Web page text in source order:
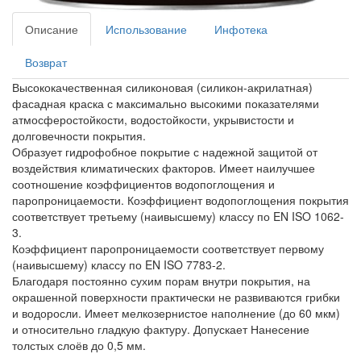
Описание Использование Инфотека
Возврат
Высококачественная силиконовая (силикон-акрилатная)
фасадная краска с максимально высокими показателями
атмосферостойкости, водостойкости, укрывистости и
долговечности покрытия.
Образует гидрофобное покрытие с надежной защитой от
воздействия климатических факторов. Имеет наилучшее
соотношение коэффициентов водопоглощения и
паропроницаемости. Коэффициент водопоглощения покрытия
соответствует третьему (наивысшему) классу по EN ISO 1062-
3.
Коэффициент паропроницаемости соответствует первому
(наивысшему) классу по EN ISO 7783-2.
Благодаря постоянно сухим порам внутри покрытия, на
окрашенной поверхности практически не развиваются грибки
и водоросли. Имеет мелкозернистое наполнение (до 60 мкм)
и относительно гладкую фактуру. Допускает Нанесение
толстых слоёв до 0,5 мм.